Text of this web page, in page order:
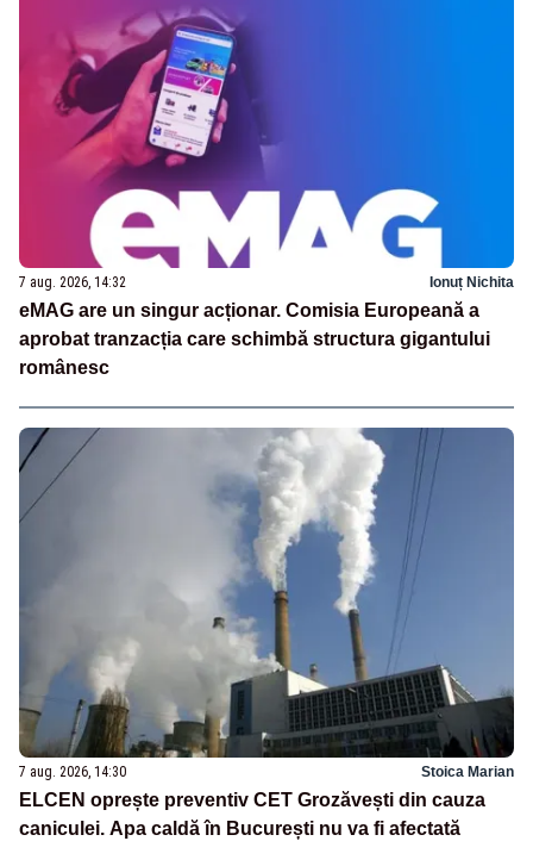
7 aug. 2026, 14:32 Ionuț Nichita
eMAG are un singur acționar. Comisia Europeană a
aprobat tranzacția care schimbă structura gigantului
românesc
7 aug. 2026, 14:30 Stoica Marian
ELCEN oprește preventiv CET Grozăvești din cauza
caniculei. Apa caldă în București nu va fi afectată